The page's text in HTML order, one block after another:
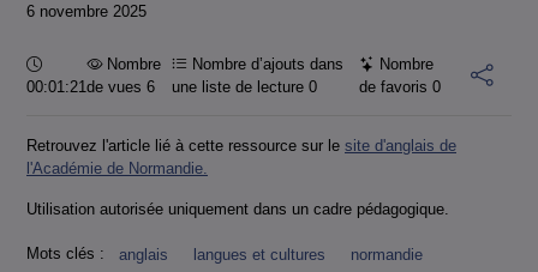
6 novembre 2025
Durée :
00:01:21
Nombre
de vues 6
Nombre d’ajouts dans
une liste de lecture0
Nombre
de favoris 0
Retrouvez l'article lié à cette ressource sur le site d'anglais de
l'Académie de Normandie.
Utilisation autorisée uniquement dans un cadre pédagogique.
Mots clés : anglais langues et cultures normandie